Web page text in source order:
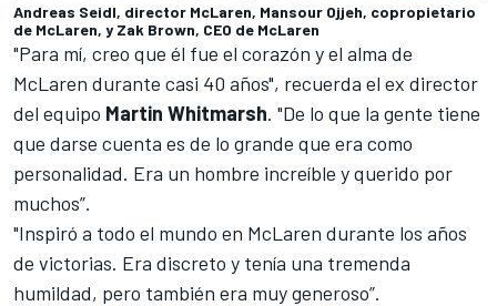
Andreas Seidl, director McLaren, Mansour Ojjeh, copropietario
de McLaren, y Zak Brown, CEO de McLaren
"Para mí, creo que él fue el corazón y el alma de
McLaren durante casi 40 años", recuerda el ex director
del equipo Martin Whitmarsh. "De lo que la gente tiene
que darse cuenta es de lo grande que era como
personalidad. Era un hombre increíble y querido por
muchos”.
"Inspiró a todo el mundo en McLaren durante los años
de victorias. Era discreto y tenía una tremenda
humildad, pero también era muy generoso”.